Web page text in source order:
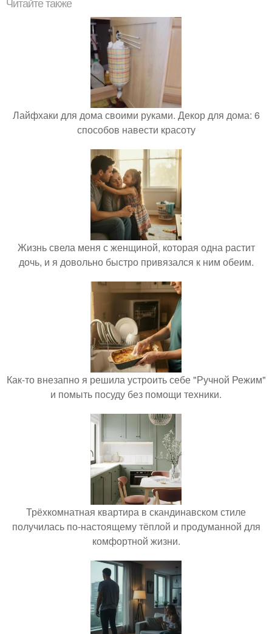
Читайте также
Лайфхаки для дома своими руками. Декор для дома: 6
способов навести красоту
Жизнь свела меня с женщиной, которая одна растит
дочь, и я довольно быстро привязался к ним обеим.
Как-то внезапно я решила устроить себе "Ручной Режим"
и помыть посуду без помощи техники.
Трёхкомнатная квартира в скандинавском стиле
получилась по-настоящему тёплой и продуманной для
комфортной жизни.